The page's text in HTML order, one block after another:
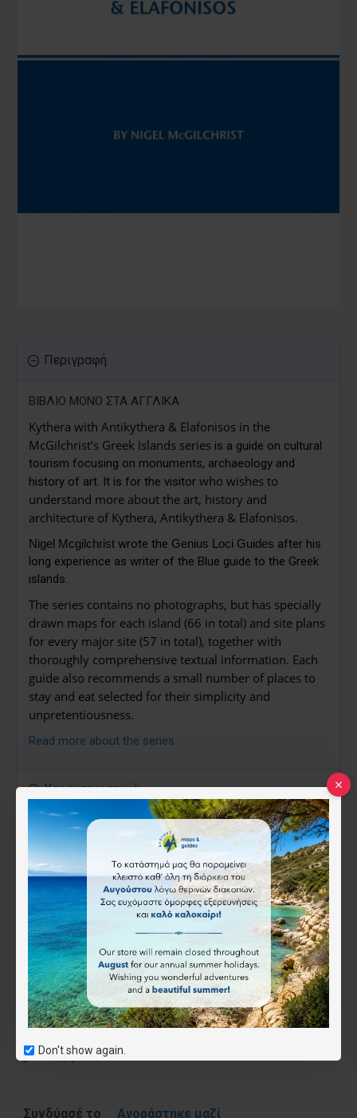
Don't show again.
Περιγραφή
ΒΙΒΛΙΟ ΜΟΝΟ ΣΤΑ ΑΓΓΛΙΚΑ
Kythera with Antikythera & Elafonisos in the
McGilchrist’s Greek Islands series is a guide on cultural
tourism focusing on monuments, archaeology and
history of art. It is for the visitor who wishes to
understand more about the art, history and
architecture of Kythera, Antikythera & Elafonisos.
Nigel Mcgilchrist wrote the Genius Loci Guides after his
long experience as writer of the Blue guide to the Greek
islands.
The series contains no photographs, but has specially
drawn maps for each island (66 in total) and site plans
for every major site (57 in total), together with
thoroughly comprehensive textual information. Each
guide also recommends a small number of places to
stay and eat selected for their simplicity and
unpretentiousness.
Read more about the series
Χαρακτηριστικά
ISBN:978-190-7859-09-0
Genius Loci
14.00€
Επιθυμητό
Συνδύασέ το Αγοράστηκε μαζί